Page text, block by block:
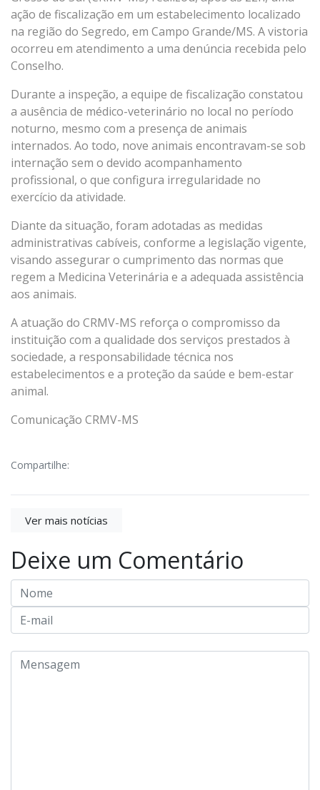
ação de fiscalização em um estabelecimento localizado
na região do Segredo, em Campo Grande/MS. A vistoria
ocorreu em atendimento a uma denúncia recebida pelo
Conselho.
Durante a inspeção, a equipe de fiscalização constatou
a ausência de médico-veterinário no local no período
noturno, mesmo com a presença de animais
internados. Ao todo, nove animais encontravam-se sob
internação sem o devido acompanhamento
profissional, o que configura irregularidade no
exercício da atividade.
Diante da situação, foram adotadas as medidas
administrativas cabíveis, conforme a legislação vigente,
visando assegurar o cumprimento das normas que
regem a Medicina Veterinária e a adequada assistência
aos animais.
A atuação do CRMV-MS reforça o compromisso da
instituição com a qualidade dos serviços prestados à
sociedade, a responsabilidade técnica nos
estabelecimentos e a proteção da saúde e bem-estar
animal.
Comunicação CRMV-MS
Compartilhe:
Ver mais notícias
Deixe um Comentário